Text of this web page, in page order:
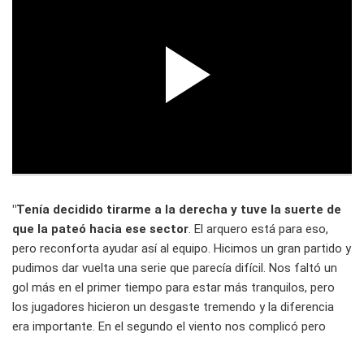
"Tenía decidido tirarme a la derecha y tuve la suerte de
que la pateó hacia ese sector . El arquero está para eso,
pero reconforta ayudar así al equipo. Hicimos un gran partido y
pudimos dar vuelta una serie que parecía difícil. Nos faltó un
gol más en el primer tiempo para estar más tranquilos, pero
los jugadores hicieron un desgaste tremendo y la diferencia
era importante. En el segundo el viento nos complicó pero